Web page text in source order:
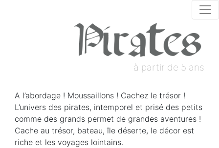
à partir de 5 ans
A l’abordage ! Moussaillons ! Cachez le trésor !
L’univers des pirates, intemporel et prisé des petits
comme des grands permet de grandes aventures !
Cache au trésor, bateau, île déserte, le décor est
riche et les voyages lointains.